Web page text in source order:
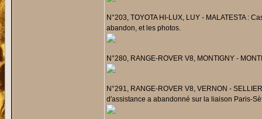
N°203, TOYOTA HI-LUX, LUY - MALATESTA :
abandon, et les photos.
N°280, RANGE-ROVER V8, MONTIGNY -
N°291, RANGE-ROVER V8, VERNON -
d'assistance a abandonné sur la liaison Paris-